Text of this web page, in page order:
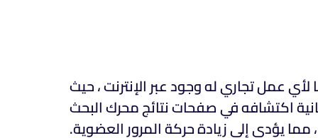
عمل تجاري له وجود عبر الإنترنت ، حيث
اكتشافه في صفحات نتائج محرك البحث
مما يؤدي إلى زيادة حركة المرور العضوية.